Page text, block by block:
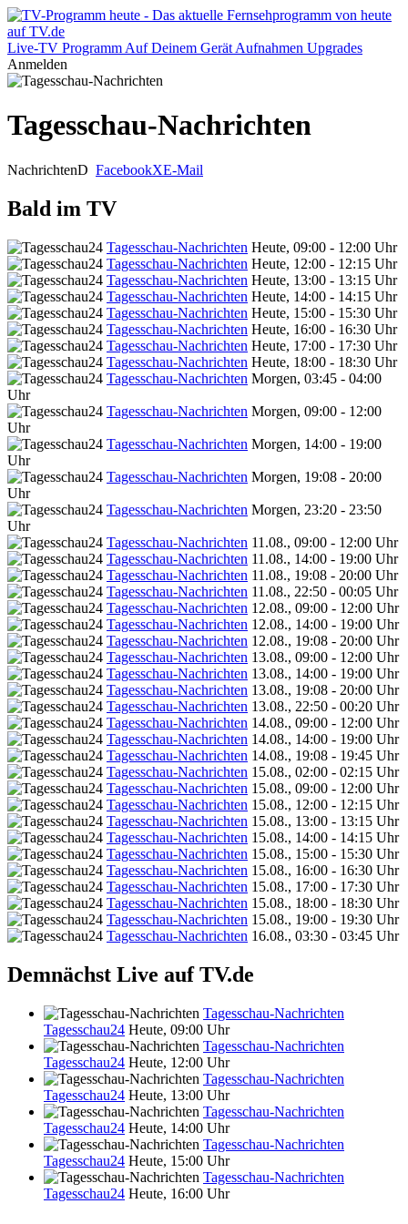
Live-TV Programm Auf Deinem Gerät Aufnahmen Upgrades
Anmelden
Tagesschau-Nachrichten
NachrichtenD FacebookXE-Mail
Bald im TV
Tagesschau-Nachrichten Heute, 09:00 - 12:00 Uhr
Tagesschau-Nachrichten Heute, 12:00 - 12:15 Uhr
Tagesschau-Nachrichten Heute, 13:00 - 13:15 Uhr
Tagesschau-Nachrichten Heute, 14:00 - 14:15 Uhr
Tagesschau-Nachrichten Heute, 15:00 - 15:30 Uhr
Tagesschau-Nachrichten Heute, 16:00 - 16:30 Uhr
Tagesschau-Nachrichten Heute, 17:00 - 17:30 Uhr
Tagesschau-Nachrichten Heute, 18:00 - 18:30 Uhr
Tagesschau-Nachrichten Morgen, 03:45 - 04:00
Uhr
Tagesschau-Nachrichten Morgen, 09:00 - 12:00
Uhr
Tagesschau-Nachrichten Morgen, 14:00 - 19:00
Uhr
Tagesschau-Nachrichten Morgen, 19:08 - 20:00
Uhr
Tagesschau-Nachrichten Morgen, 23:20 - 23:50
Uhr
Tagesschau-Nachrichten 11.08., 09:00 - 12:00 Uhr
Tagesschau-Nachrichten 11.08., 14:00 - 19:00 Uhr
Tagesschau-Nachrichten 11.08., 19:08 - 20:00 Uhr
Tagesschau-Nachrichten 11.08., 22:50 - 00:05 Uhr
Tagesschau-Nachrichten 12.08., 09:00 - 12:00 Uhr
Tagesschau-Nachrichten 12.08., 14:00 - 19:00 Uhr
Tagesschau-Nachrichten 12.08., 19:08 - 20:00 Uhr
Tagesschau-Nachrichten 13.08., 09:00 - 12:00 Uhr
Tagesschau-Nachrichten 13.08., 14:00 - 19:00 Uhr
Tagesschau-Nachrichten 13.08., 19:08 - 20:00 Uhr
Tagesschau-Nachrichten 13.08., 22:50 - 00:20 Uhr
Tagesschau-Nachrichten 14.08., 09:00 - 12:00 Uhr
Tagesschau-Nachrichten 14.08., 14:00 - 19:00 Uhr
Tagesschau-Nachrichten 14.08., 19:08 - 19:45 Uhr
Tagesschau-Nachrichten 15.08., 02:00 - 02:15 Uhr
Tagesschau-Nachrichten 15.08., 09:00 - 12:00 Uhr
Tagesschau-Nachrichten 15.08., 12:00 - 12:15 Uhr
Tagesschau-Nachrichten 15.08., 13:00 - 13:15 Uhr
Tagesschau-Nachrichten 15.08., 14:00 - 14:15 Uhr
Tagesschau-Nachrichten 15.08., 15:00 - 15:30 Uhr
Tagesschau-Nachrichten 15.08., 16:00 - 16:30 Uhr
Tagesschau-Nachrichten 15.08., 17:00 - 17:30 Uhr
Tagesschau-Nachrichten 15.08., 18:00 - 18:30 Uhr
Tagesschau-Nachrichten 15.08., 19:00 - 19:30 Uhr
Tagesschau-Nachrichten 16.08., 03:30 - 03:45 Uhr
Demnächst Live auf TV.de
Tagesschau-Nachrichten
Tagesschau24 Heute, 09:00 Uhr
Tagesschau-Nachrichten
Tagesschau24 Heute, 12:00 Uhr
Tagesschau-Nachrichten
Tagesschau24 Heute, 13:00 Uhr
Tagesschau-Nachrichten
Tagesschau24 Heute, 14:00 Uhr
Tagesschau-Nachrichten
Tagesschau24 Heute, 15:00 Uhr
Tagesschau-Nachrichten
Tagesschau24 Heute, 16:00 Uhr